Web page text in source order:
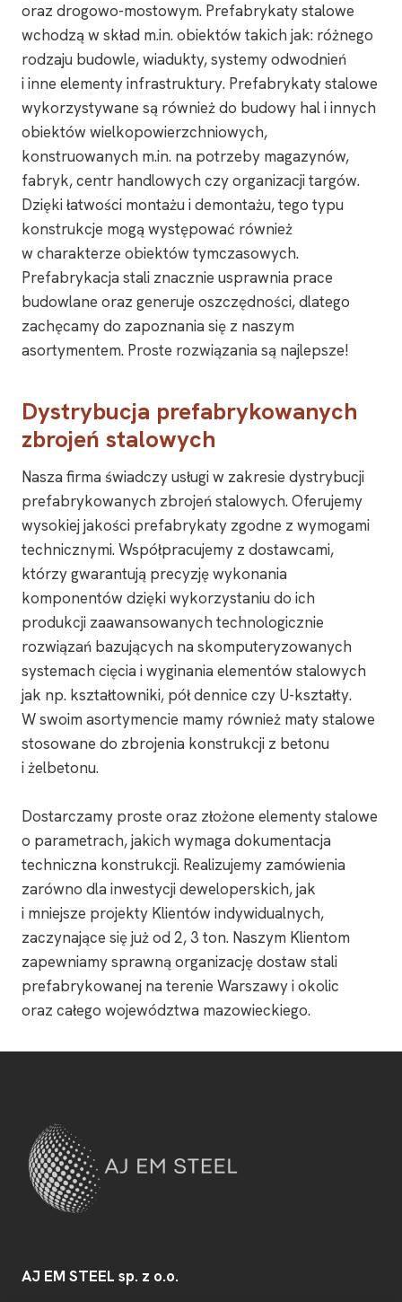
oraz drogowo-mostowym. Prefabrykaty stalowe
wchodzą w skład m.in. obiektów takich jak: różnego
rodzaju budowle, wiadukty, systemy odwodnień
i inne elementy infrastruktury. Prefabrykaty stalowe
wykorzystywane są również do budowy hal i innych
obiektów wielkopowierzchniowych,
konstruowanych m.in. na potrzeby magazynów,
fabryk, centr handlowych czy organizacji targów.
Dzięki łatwości montażu i demontażu, tego typu
konstrukcje mogą występować również
w charakterze obiektów tymczasowych.
Prefabrykacja stali znacznie usprawnia prace
budowlane oraz generuje oszczędności, dlatego
zachęcamy do zapoznania się z naszym
asortymentem. Proste rozwiązania są najlepsze!
Dystrybucja prefabrykowanych
zbrojeń stalowych
Nasza firma świadczy usługi w zakresie dystrybucji
prefabrykowanych zbrojeń stalowych. Oferujemy
wysokiej jakości prefabrykaty zgodne z wymogami
technicznymi. Współpracujemy z dostawcami,
którzy gwarantują precyzję wykonania
komponentów dzięki wykorzystaniu do ich
produkcji zaawansowanych technologicznie
rozwiązań bazujących na skomputeryzowanych
systemach cięcia i wyginania elementów stalowych
jak np. kształtowniki, pół dennice czy U-kształty.
W swoim asortymencie mamy również maty stalowe
stosowane do zbrojenia konstrukcji z betonu
i żelbetonu.
Dostarczamy proste oraz złożone elementy stalowe
o parametrach, jakich wymaga dokumentacja
techniczna konstrukcji. Realizujemy zamówienia
zarówno dla inwestycji deweloperskich, jak
i mniejsze projekty Klientów indywidualnych,
zaczynające się już od 2, 3 ton. Naszym Klientom
zapewniamy sprawną organizację dostaw stali
prefabrykowanej na terenie Warszawy i okolic
oraz całego województwa mazowieckiego.
AJ EM STEEL sp. z o.o.